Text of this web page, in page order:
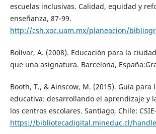
escuelas inclusivas. Calidad, equidad y
enseñanza, 87-99.
http://csh.xoc.uam.mx/planeacion/
Bolívar, A. (2008). Educación para la
que una asignatura. Barcelona,
Booth, T., & Ainscow, M. (2015). Guía para
educativa: desarrollando el aprendizaje y
los centros escolares. Santiago, Chile: CSIE-
https://bibliotecadigital.mineduc.cl/